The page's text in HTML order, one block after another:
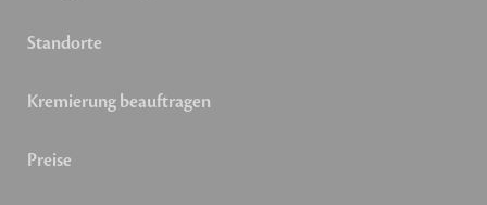
Standorte
Kremierung beauftragen
Preise